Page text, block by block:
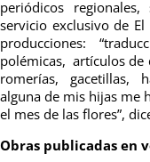
periódicos
servicio exclusivo de
producciones:
polémicas, artículos de
romerías, gacetillas,
alguna de mis hijas me
el mes de las flores”,
Obras publicadas en